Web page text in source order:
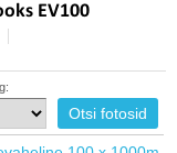
EV100